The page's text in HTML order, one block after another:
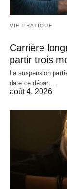
VIE PRATIQUE
Carrière
partir trois
La suspension
date de départ…
août 4, 2026